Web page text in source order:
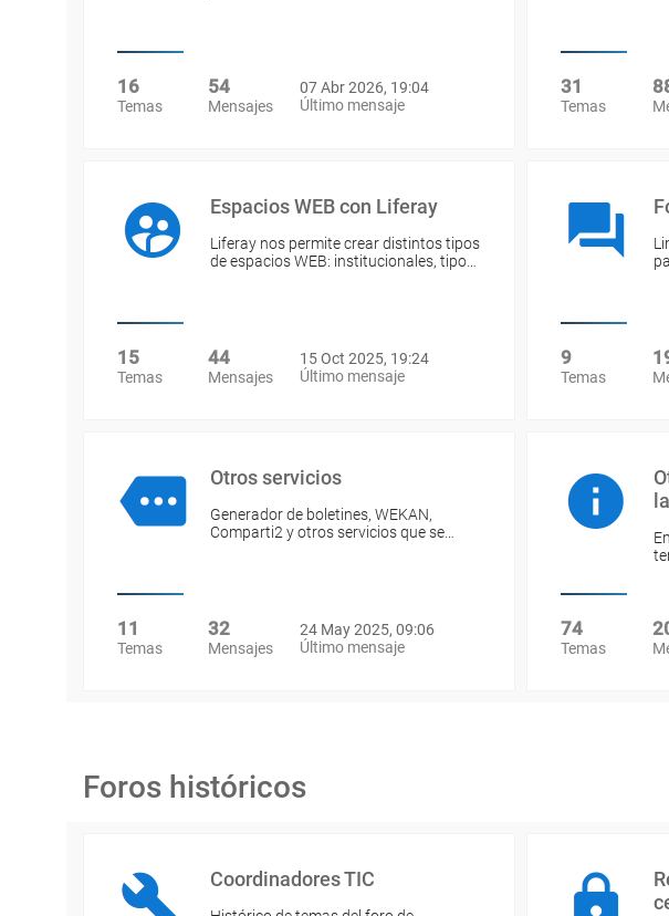
16
Temas
54
Mensajes
07 Abr 2026, 19:04
Último mensaje
31
Temas
Espacios WEB con Liferay
Liferay nos permite crear distintos tipos
de espacios WEB: institucionales, tipo…
15
Temas
44
Mensajes
15 Oct 2025, 19:24
Último mensaje
9
Temas
Otros servicios
Generador de boletines, WEKAN,
Comparti2 y otros servicios que se…
11
Temas
32
Mensajes
24 May 2025, 09:06
Último mensaje
74
Temas
Foros históricos
Coordinadores TIC